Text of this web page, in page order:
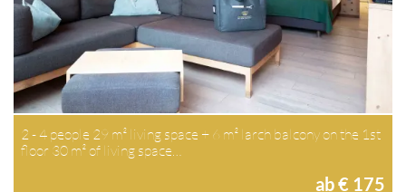
2 - 4 people 29 m² living space + 6 m² larch balcony on the 1st
floor 30 m² of living space…
ab € 175